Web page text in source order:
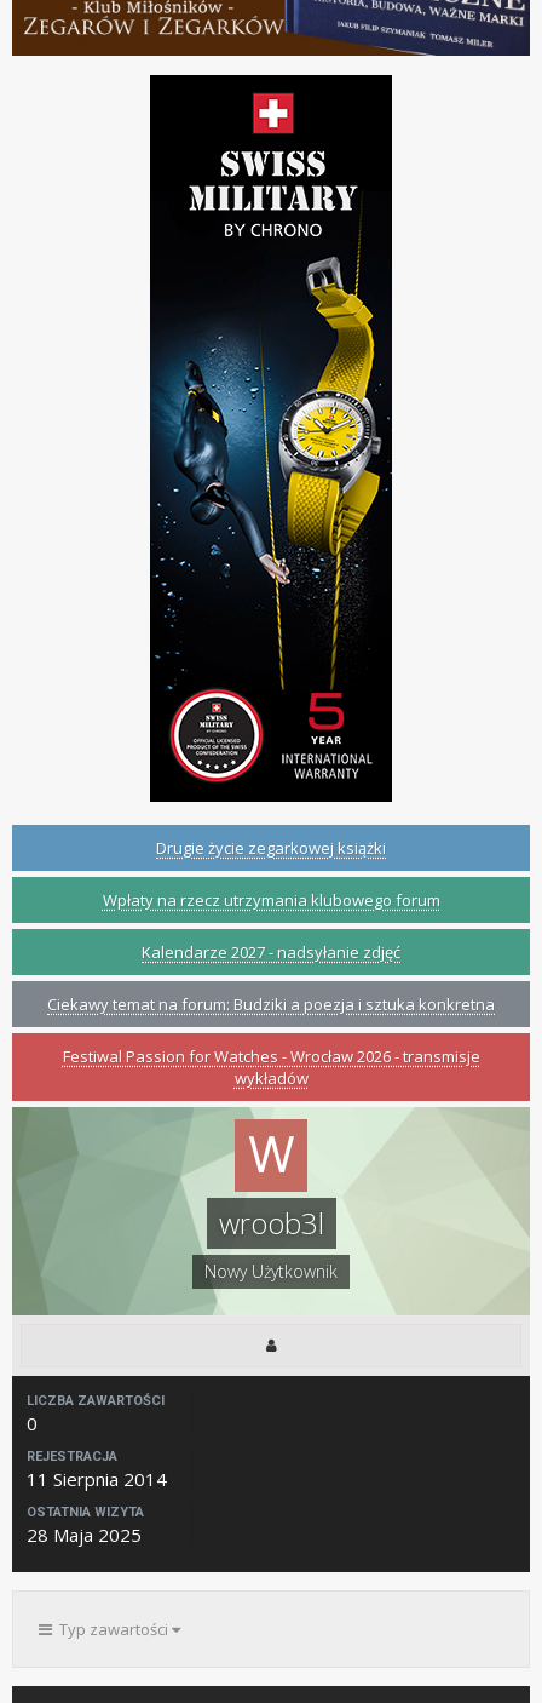
Drugie życie zegarkowej książki
Wpłaty na rzecz utrzymania klubowego forum
Kalendarze 2027 - nadsyłanie zdjęć
Ciekawy temat na forum: Budziki a poezja i sztuka konkretna
Festiwal Passion for Watches - Wrocław 2026 - transmisje
wykładów
wroob3l
Nowy Użytkownik
LICZBA ZAWARTOŚCI
0
REJESTRACJA
11 Sierpnia 2014
OSTATNIA WIZYTA
28 Maja 2025
Typ zawartości